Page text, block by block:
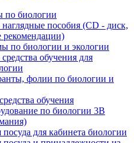
по биологии
пособия (CD - диск,
рекомендации)
по биологии и экологии
обучения для
фолии по биологии и
обучения
по биологии 3B
посуда для кабинета биологии